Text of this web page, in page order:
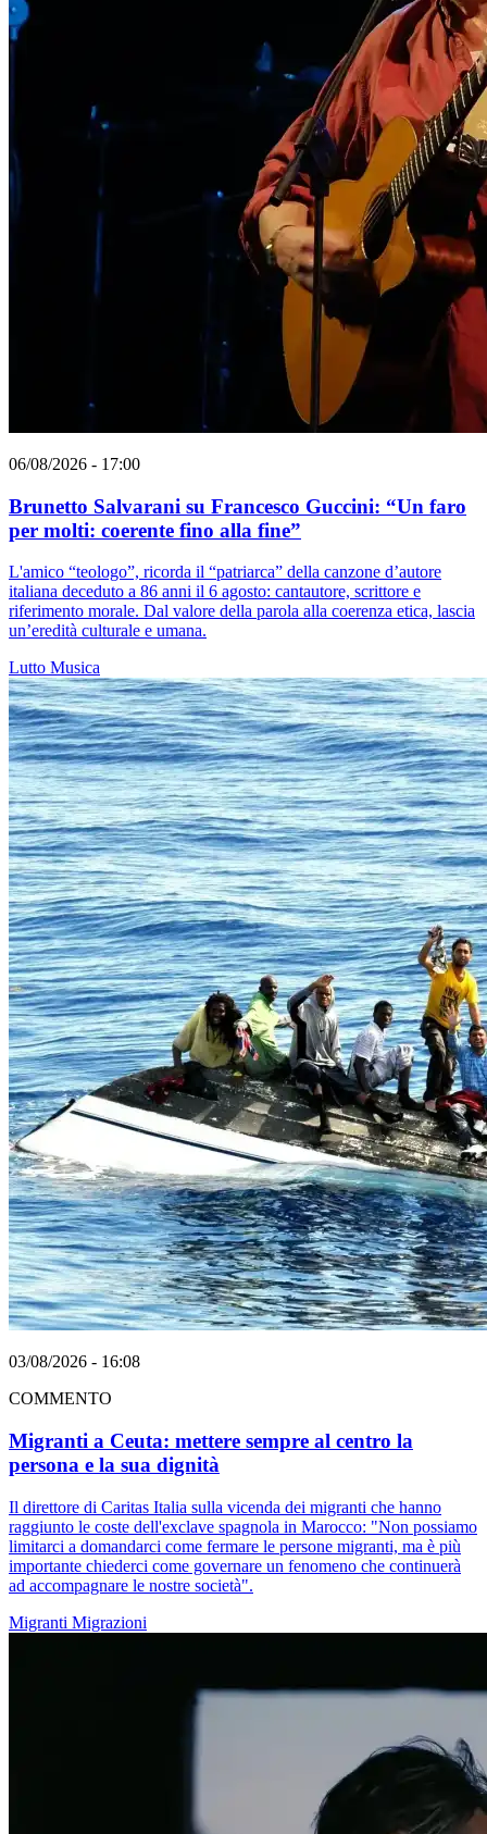
06/08/2026 - 17:00
Brunetto Salvarani su Francesco Guccini: “Un faro
per molti: coerente fino alla fine”
L'amico “teologo”, ricorda il “patriarca” della canzone d’autore
italiana deceduto a 86 anni il 6 agosto: cantautore, scrittore e
riferimento morale. Dal valore della parola alla coerenza etica, lascia
un’eredità culturale e umana.
Lutto Musica
03/08/2026 - 16:08
COMMENTO
Migranti a Ceuta: mettere sempre al centro la
persona e la sua dignità
Il direttore di Caritas Italia sulla vicenda dei migranti che hanno
raggiunto le coste dell'exclave spagnola in Marocco: "Non possiamo
limitarci a domandarci come fermare le persone migranti, ma è più
importante chiederci come governare un fenomeno che continuerà
ad accompagnare le nostre società".
Migranti Migrazioni